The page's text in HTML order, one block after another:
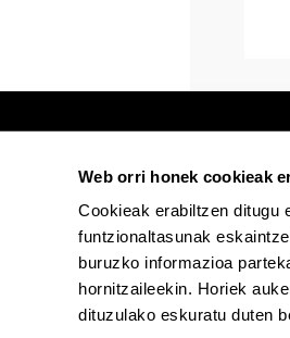
Web orri honek cookieak
Cookieak erabiltzen ditugu
funtzionaltasunak
buruzko informazioa
hornitzaileekin. Horiek
dituzulako eskuratu duten